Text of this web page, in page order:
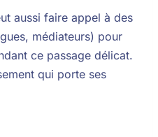
aussi faire appel à des
médiateurs) pour
ce passage délicat.
qui porte ses